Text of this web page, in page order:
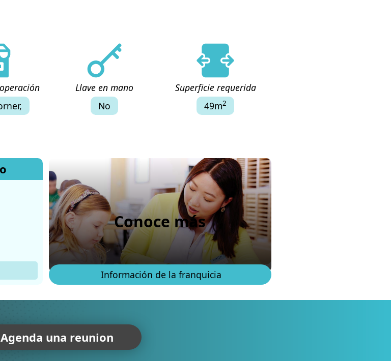
Llave en mano
No
Superficie requerida
49m2
Conoce más
Información de la franquicia
una reunion